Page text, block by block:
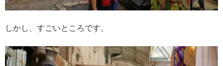
しかし、すごいところです。